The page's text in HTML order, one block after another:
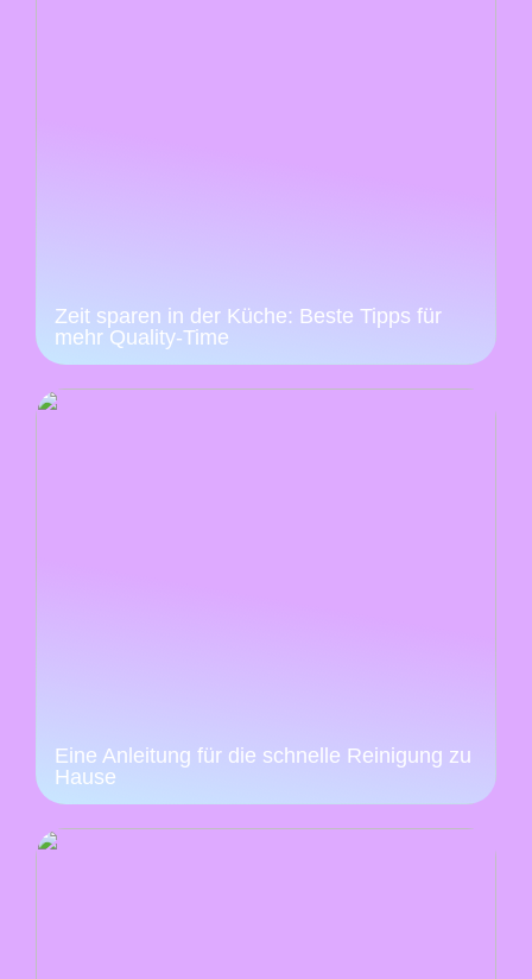
Zeit sparen in der Küche: Beste Tipps für
mehr Quality-Time
Eine Anleitung für die schnelle Reinigung zu
Hause